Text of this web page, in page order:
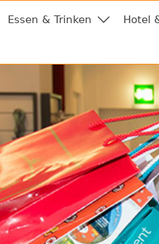
Essen & Trinken Hotel